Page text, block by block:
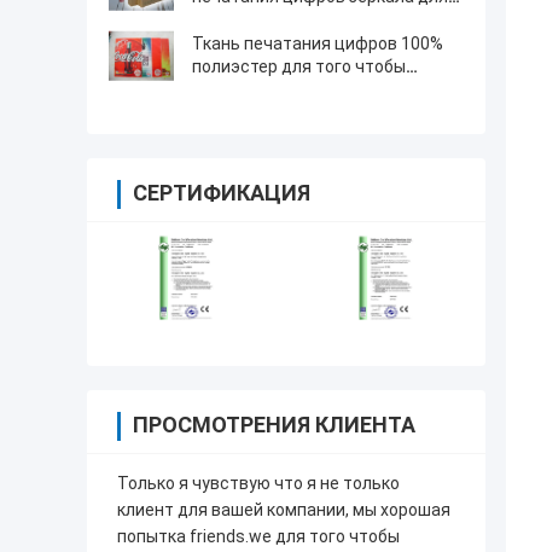
сразу
Ткань печатания цифров 100%
полиэстер для того чтобы
СЕРТИФИКАЦИЯ
ПРОСМОТРЕНИЯ КЛИЕНТА
Только я чувствую что я не только
клиент для вашей компании, мы хорошая
попытка friends.we для того чтобы